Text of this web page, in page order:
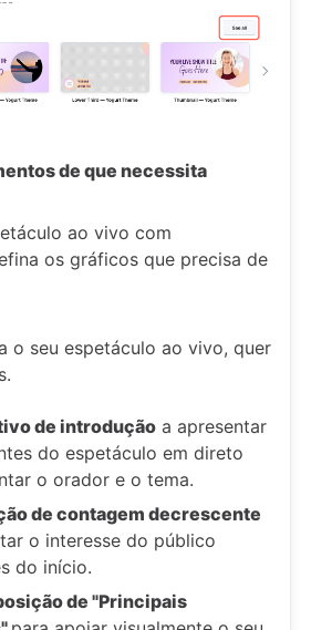
de que necessita
ao vivo com
os gráficos que precisa de
o seu espetáculo ao vivo, quer
de introdução a apresentar
do espetáculo em direto
o orador e o tema.
de contagem decrescente
o interesse do público
do início.
de "Principais